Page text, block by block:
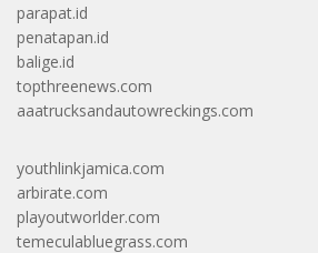
parapat.id
penatapan.id
balige.id
topthreenews.com
aaatrucksandautowreckings.com
youthlinkjamica.com
arbirate.com
playoutworlder.com
temeculabluegrass.com